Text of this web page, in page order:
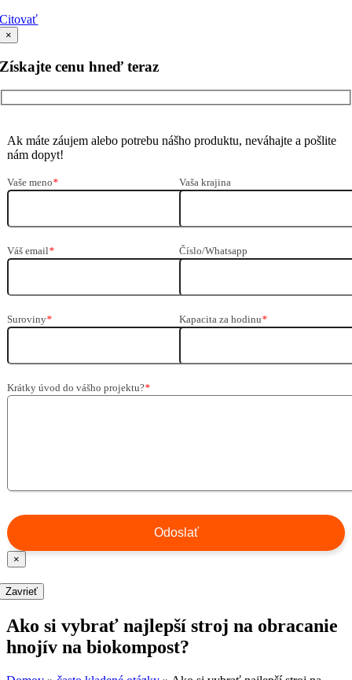
Citovať
×
Získajte cenu hneď teraz
Ak máte záujem alebo potrebu nášho produktu, neváhajte a pošlite
nám dopyt!
Vaše meno* Vaša krajina
Váš email* Číslo/Whatsapp
Suroviny* Kapacita za hodinu*
Krátky úvod do vášho projektu?*
×
Zavrieť
Ako si vybrať najlepší stroj na obracanie
hnojív na biokompost?